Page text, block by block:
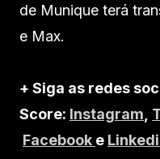
de Munique terá
e Max.
+ Siga as redes
Score: Instagram
Facebook e